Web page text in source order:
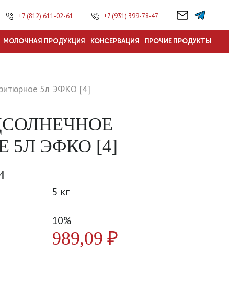
+7 (812) 611-02-61 +7 (931) 399-78-47
МОЛОЧНАЯ ПРОДУКЦИЯ КОНСЕРВАЦИЯ ПРОЧИЕ ПРОДУКТЫ
5л ЭФКО [4]
5Л ЭФКО [4]
5 кг
10%
989,09 ₽